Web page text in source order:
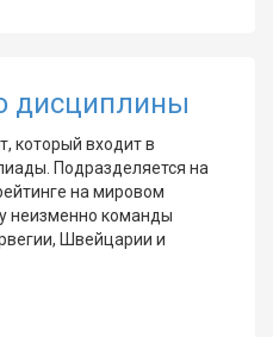
дисциплины
который входит в
Подразделяется на
на мировом
неизменно команды
Швейцарии и